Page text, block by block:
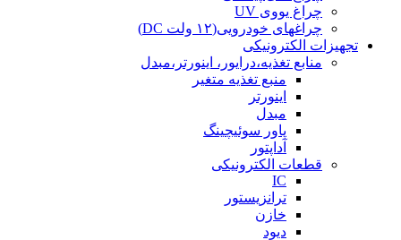
چراغ یووی UV
چراغهای خودرویی(۱۲ ولت DC)
تجهیزات الکترونیکی
منابع تغذیه،درایور، اینورتر،مبدل
منبع تغذیه متغیر
اینورتر
مبدل
پاور سوئیچینگ
آداپتور
قطعات الکترونیکی
IC
ترانزیستور
خازن
دیود